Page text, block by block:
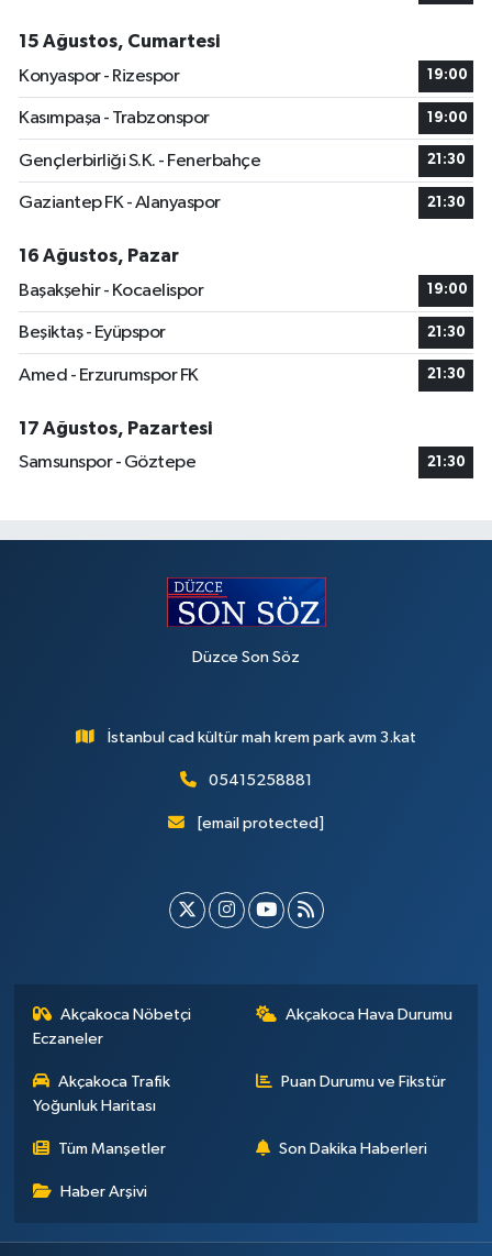
15 Ağustos, Cumartesi
Konyaspor - Rizespor
19:00
Kasımpaşa - Trabzonspor 19:00
Gençlerbirliği S.K. - Fenerbahçe 21:30
Gaziantep FK - Alanyaspor 21:30
16 Ağustos, Pazar
Başakşehir - Kocaelispor
19:00
Beşiktaş - Eyüpspor 21:30
Amed - Erzurumspor FK 21:30
17 Ağustos, Pazartesi
Samsunspor - Göztepe
21:30
Düzce Son Söz
İstanbul cad kültür mah krem park avm 3.kat
05415258881
[email protected]
Akçakoca Nöbetçi
Eczaneler
Akçakoca Hava Durumu
Akçakoca Trafik
Yoğunluk Haritası
Puan Durumu ve Fikstür
Tüm Manşetler Son Dakika Haberleri
Haber Arşivi